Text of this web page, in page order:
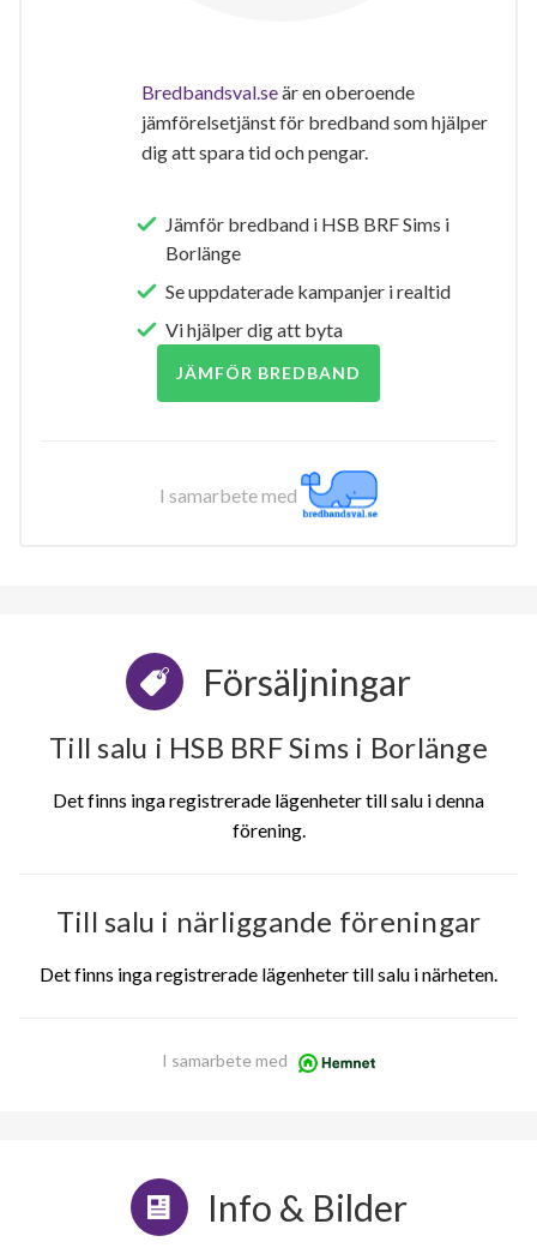
Bredbandsval.seär en oberoende
jämförelsetjänst för bredband som hjälper
dig att spara tid och pengar.
Jämför bredband i HSB BRF Sims i
Borlänge
Se uppdaterade kampanjer i realtid
Vi hjälper dig att byta
JÄMFÖR BREDBAND
I samarbete med
Försäljningar
Till salu i HSB BRF Sims i Borlänge
Det finns inga registrerade lägenheter till salu i denna
förening.
Till salu i närliggande föreningar
Det finns inga registrerade lägenheter till salu i närheten.
I samarbete med
Info & Bilder